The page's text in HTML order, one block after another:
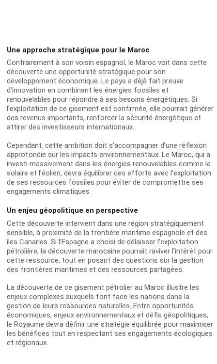
Une approche stratégique pour le Maroc
Contrairement à son voisin espagnol, le Maroc voit dans cette
découverte une opportunité stratégique pour son
développement économique. Le pays a déjà fait preuve
d’innovation en combinant les énergies fossiles et
renouvelables pour répondre à ses besoins énergétiques. Si
l’exploitation de ce gisement est confirmée, elle pourrait générer
des revenus importants, renforcer la sécurité énergétique et
attirer des investisseurs internationaux.
Cependant, cette ambition doit s’accompagner d’une réflexion
approfondie sur les impacts environnementaux. Le Maroc, qui a
investi massivement dans les énergies renouvelables comme le
solaire et l’éolien, devra équilibrer ces efforts avec l’exploitation
de ses ressources fossiles pour éviter de compromettre ses
engagements climatiques.
Un enjeu géopolitique en perspective
Cette découverte intervient dans une région stratégiquement
sensible, à proximité de la frontière maritime espagnole et des
îles Canaries. Si l’Espagne a choisi de délaisser l’exploitation
pétrolière, la découverte marocaine pourrait raviver l’intérêt pour
cette ressource, tout en posant des questions sur la gestion
des frontières maritimes et des ressources partagées.
La découverte de ce gisement pétrolier au Maroc illustre les
enjeux complexes auxquels font face les nations dans la
gestion de leurs ressources naturelles. Entre opportunités
économiques, enjeux environnementaux et défis géopolitiques,
le Royaume devra définir une stratégie équilibrée pour maximiser
les bénéfices tout en respectant ses engagements écologiques
et régionaux.